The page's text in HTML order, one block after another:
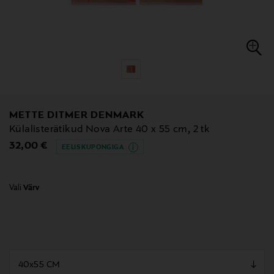
METTE DITMER DENMARK
Külalisterätikud Nova Arte 40 x 55 cm, 2 tk
Original Price
32,00 € EELIS KUPONGIGA
Vali Värv